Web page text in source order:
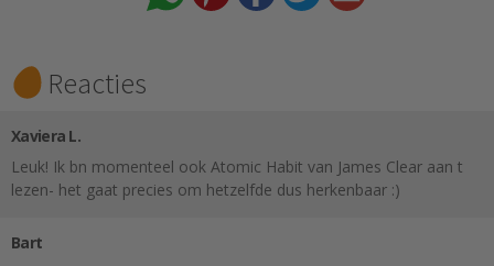
Reacties
Xaviera L.
Leuk! Ik bn momenteel ook Atomic Habit van James Clear aan t
lezen- het gaat precies om hetzelfde dus herkenbaar :)
Bart